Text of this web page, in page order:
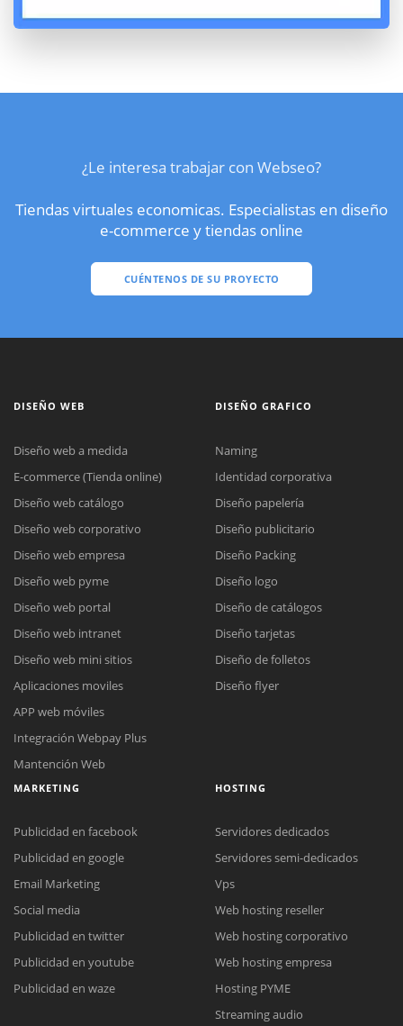
¿Le interesa trabajar con Webseo?
Tiendas virtuales economicas. Especialistas en diseño
e-commerce y tiendas online
CUÉNTENOS DE SU PROYECTO
Reunión online
Meet para la reunión online.
Cotización
Chat Online
Todos nuestros ejecutivos están fuera de línea. Complete el formulario
DISEÑO WEB
Diseño web a medida
E-commerce (Tienda online)
Diseño web catálogo
Diseño web corporativo
Diseño web empresa
Diseño web pyme
Diseño web portal
Diseño web intranet
Diseño web mini sitios
Aplicaciones moviles
APP web móviles
Integración Webpay Plus
Mantención Web
DISEÑO GRAFICO
Naming
Identidad corporativa
Diseño papelería
Diseño publicitario
Diseño Packing
Diseño logo
Diseño de catálogos
Diseño tarjetas
Diseño de folletos
Diseño flyer
MARKETING
Publicidad en facebook
Publicidad en google
Email Marketing
Social media
Publicidad en twitter
Publicidad en youtube
Publicidad en waze
HOSTING
Servidores dedicados
Servidores semi-dedicados
Vps
Web hosting reseller
Web hosting corporativo
Web hosting empresa
Hosting PYME
Streaming audio